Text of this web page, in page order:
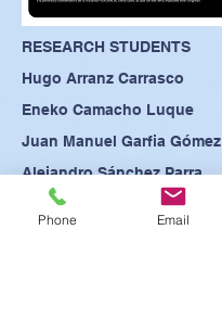
RESEARCH STUDENTS
Hugo Arranz Carrasco
Eneko Camacho Luque
Juan Manuel Garfia Gómez
Alejandro Sánchez Parra
Phone Email